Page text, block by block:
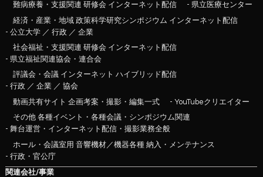
難病療養・支援関連 研修会 インターネット配信 - 県立医療センター
経済・産業・地域 政策科学研究シンポジウム インターネット配信
- 公立大学 ／ 行政 ／ 企業
社会福祉・支援関連 研修会 インターネット配信
- 県立福祉関連協会・連合会
評議会・会議 インターネット ハイブリッド配信
- 行政 ／ 企業 ／ 協会
動画共有サイト 企画考案・撮影・編集一式 - YouTubeクリエイター
その他 各種イベント・各種会議・シンポジウム関連
- 舞台運営・インターネット配信・撮影業務全般
ホール・会議室用 音響機材／機器各種 納入・メンテナンス
- 行政・官公庁
関連会社/事業